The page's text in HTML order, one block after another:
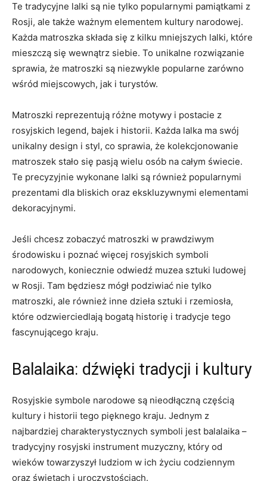
Te tradycyjne lalki są nie​ tylko⁤ popularnymi pamiątkami z
Rosji, ale także ważnym elementem kultury narodowej.
Każda matroszka składa się ‍z kilku mniejszych lalki,‌ które
mieszczą się wewnątrz siebie. ⁢To unikalne rozwiązanie⁢
sprawia, że matroszki są niezwykle popularne zarówno
wśród miejscowych, jak i turystów.
Matroszki‍ reprezentują różne motywy i postacie​ z‍
rosyjskich legend,‌ bajek i historii. ‍Każda lalka ma ‍swój
⁤unikalny design i styl,‍ co sprawia, że kolekcjonowanie
matroszek stało⁣ się pasją ​wielu osób na całym świecie.
Te​ precyzyjnie⁢ wykonane lalki są ‍również popularnymi ​
prezentami ⁢dla bliskich oraz ​ekskluzywnymi elementami
dekoracyjnymi.
Jeśli chcesz‍ zobaczyć matroszki w⁢ prawdziwym
środowisku i poznać ​więcej rosyjskich symboli
narodowych,‍ koniecznie odwiedź muzea sztuki ⁢ludowej ​
w ‌Rosji. Tam‍ będziesz mógł podziwiać nie tylko
matroszki, ale również inne dzieła​ sztuki i rzemiosła,
⁢które​ odzwierciedlają bogatą historię ‌i ⁣tradycje tego⁢
fascynującego kraju.
Balalaika: dźwięki tradycji i kultury
Rosyjskie symbole narodowe są nieodłączną⁢ częścią
kultury i historii⁣ tego pięknego kraju. Jednym z ​
najbardziej charakterystycznych symboli jest balalaika –
tradycyjny rosyjski instrument⁤ muzyczny, który​ od
wieków towarzyszył ​ludziom w ich życiu codziennym
oraz‌ świętach i⁣ uroczystościach.